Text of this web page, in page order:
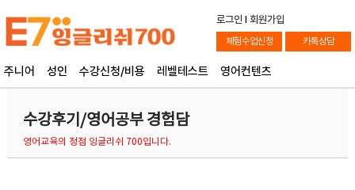
로그인 l 회원가입
체험수업신청 카톡상담
주니어 성인 수강신청/비용 레벨테스트 영어컨텐츠
수강후기/영어공부 경험담
영어교육의 정점 잉글리쉬 700입니다.